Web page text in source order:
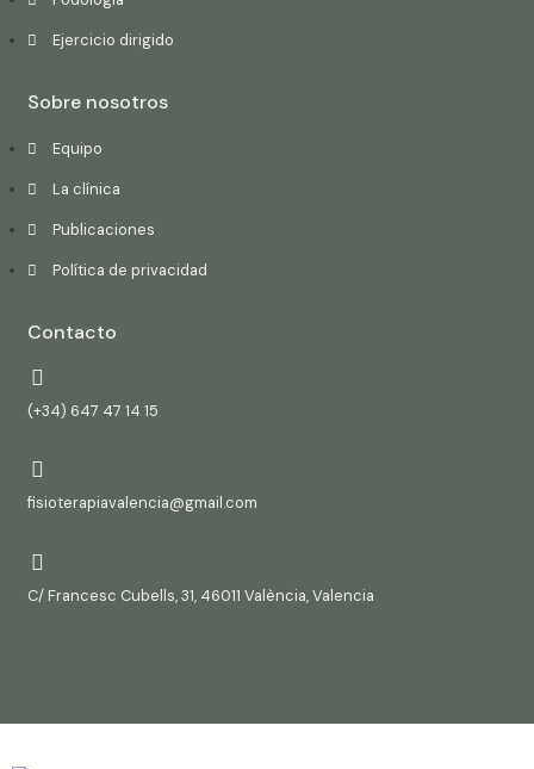
Ejercicio dirigido
Sobre nosotros
Equipo
La clínica
Publicaciones
Política de privacidad
Contacto
(+34) 647 47 14 15
fisioterapiavalencia@gmail.com
C/ Francesc Cubells, 31, 46011 València, Valencia